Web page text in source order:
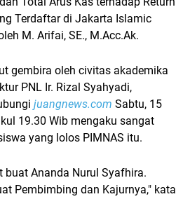
Terdaftar di Jakarta Islamic
M. Arifai, SE., M.Acc.Ak.
gembira oleh civitas akademika
PNL Ir. Rizal Syahyadi,
juangnews.com Sabtu, 15
19.30 Wib mengaku sangat
yang lolos PIMNAS itu.
buat Ananda Nurul Syafhira.
Pembimbing dan Kajurnya," kata